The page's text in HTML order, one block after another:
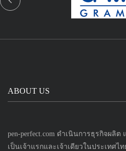
ABOUT US
pen-perfect.com ดำเนินการธุรกิจผลิ
เป็นเจ้าแรกและเจ้าเดียวในประเทศ